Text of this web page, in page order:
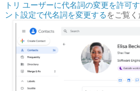
トリ ユーザーに代名詞の変更を許可
ント設定で代名詞を変更する をご覧く